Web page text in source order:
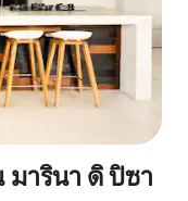
ารินา ดิ ปิซา